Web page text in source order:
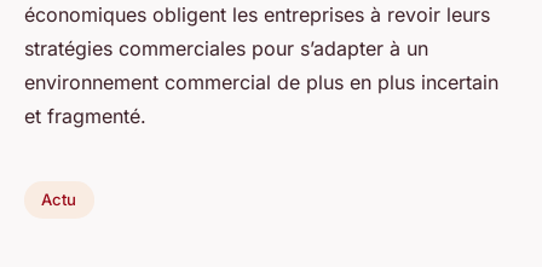
économiques obligent les entreprises à revoir leurs
stratégies commerciales pour s’adapter à un
environnement commercial de plus en plus incertain
et fragmenté.
Actu